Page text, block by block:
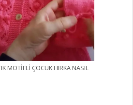
MOTİFLİ ÇOCUK HIRKA NASIL